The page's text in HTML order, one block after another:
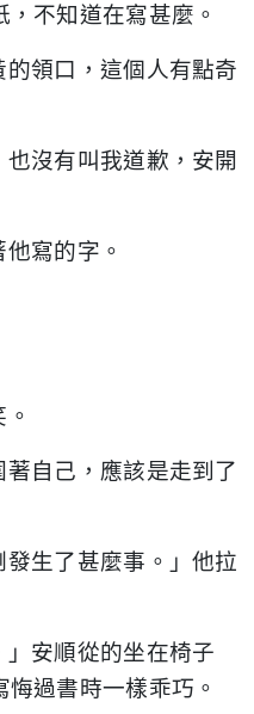
不知道在寫甚麼。
領口，這個人有點奇
沒有叫我道歉，安開
寫的字。
自己，應該是走到了
發生了甚麼事。」他拉
」安順從的坐在椅子
悔過書時一樣乖巧。